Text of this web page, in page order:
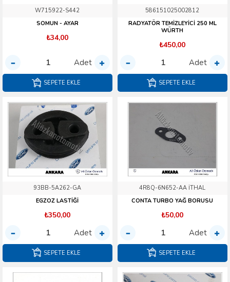
W715922-S442
SOMUN - AYAR
₺34,00
Adet
SEPETE EKLE
586151025002812
RADYATÖR TEMİZLEYİCİ 250 ML
WÜRTH
₺450,00
Adet
SEPETE EKLE
93BB-5A262-GA
EGZOZ LASTİĞİ
₺350,00
Adet
SEPETE EKLE
4R8Q-6N652-AA İTHAL
CONTA TURBO YAĞ BORUSU
₺50,00
Adet
SEPETE EKLE